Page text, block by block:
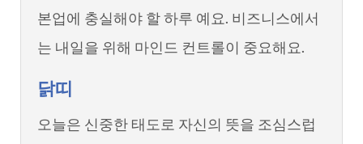
본업에 충실해야 할 하루 예요. 비즈니스에서
는 내일을 위해 마인드 컨트롤이 중요해요.
닭띠
오늘은 신중한 태도로 자신의 뜻을 조심스럽